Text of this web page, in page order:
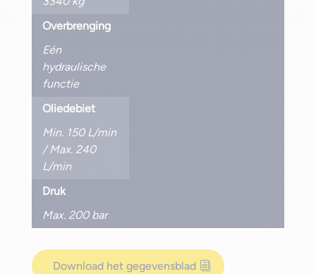
Overbrenging
Eén
hydraulische
functie
Oliedebiet
Min. 150 L/min
/ Max. 240
L/min
Druk
Max. 200 bar
Download het gegevensblad